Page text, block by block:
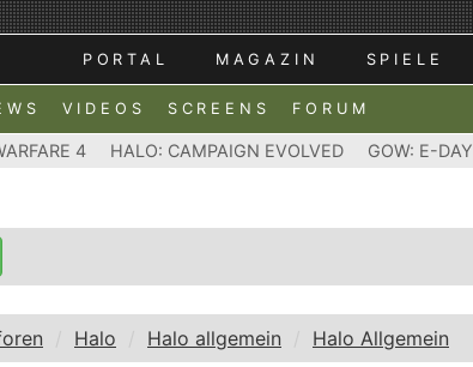
PORTAL MAGAZIN SPIELE
VIDEOS SCREENS FORUM
4 HALO: CAMPAIGN EVOLVED GOW: E-DAY
Halo Halo allgemein Halo Allgemein